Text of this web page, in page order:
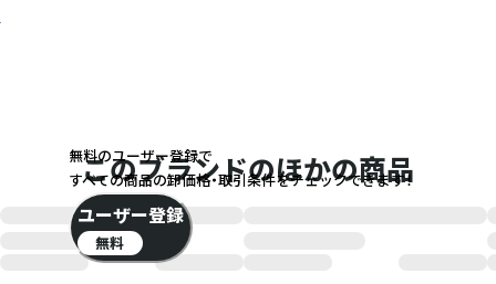
このブランドのほかの商品
無料のユーザー登録で
すべての商品の卸価格・取引条件をチェックできます！
ユーザー登録
無料